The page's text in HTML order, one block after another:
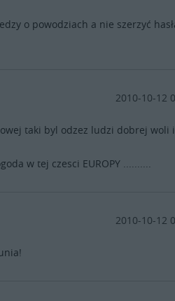
o powodziach a nie szerzyć
2010-10-12
taki byl odzez ludzi dobrej woli
w tej czesci EUROPY ..........
2010-10-12